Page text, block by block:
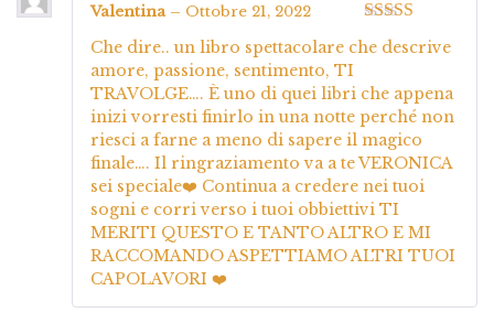
Valutato 5
5
Valentina – Ottobre 21, 2022
Che dire.. un libro spettacolare che descrive
amore, passione, sentimento, TI
TRAVOLGE…. È uno di quei libri che appena
inizi vorresti finirlo in una notte perché non
riesci a farne a meno di sapere il magico
finale…. Il ringraziamento va a te VERONICA
sei speciale❤️ Continua a credere nei tuoi
sogni e corri verso i tuoi obbiettivi TI
MERITI QUESTO E TANTO ALTRO E MI
RACCOMANDO ASPETTIAMO ALTRI TUOI
CAPOLAVORI ❤️